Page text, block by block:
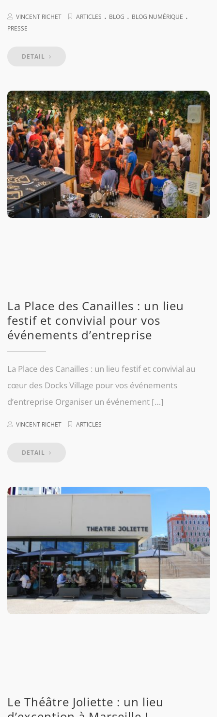
VINCENT RICHET ARTICLES . BLOG . BLOG NUMÉRIQUE .
PRESSE
DETAIL
La Place des Canailles : un lieu
festif et convivial pour vos
événements d’entreprise
La Place des Canailles : un lieu festif et convivial au
cœur des Docks Village pour vos événements
d’entreprise Organiser un événement […]
VINCENT RICHET ARTICLES
DETAIL
Le Théâtre Joliette : un lieu